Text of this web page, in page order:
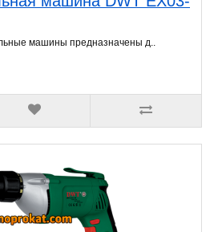
машины предназначены д..